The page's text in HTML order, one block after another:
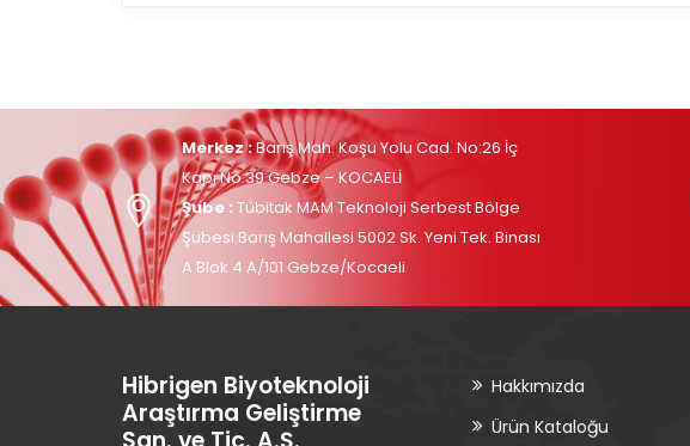
Merkez :Barış Mah. Koşu Yolu Cad. No:26 İç
Kapı No:39 Gebze – KOCAELİ
Şube : Tübitak MAM Teknoloji Serbest Bölge
Şubesi Barış Mahallesi 5002 Sk. Yeni Tek. Binası
A Blok 4 A/101 Gebze/Kocaeli
Hibrigen Biyoteknoloji
Araştırma Geliştirme
Hakkımızda
Ürün Kataloğu